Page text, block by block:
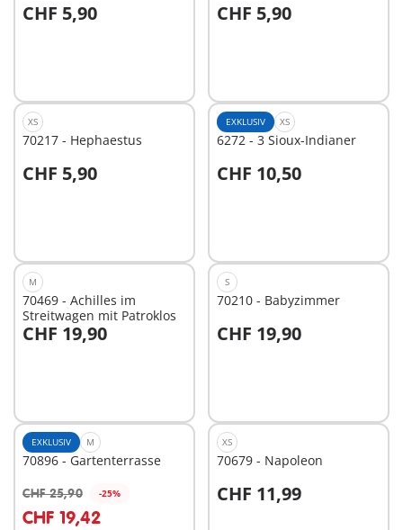
CHF 5,90
In den Warenkorb CHF 5,90
In den Warenkorb
XS
70217 - Hephaestus
CHF 5,90
In den Warenkorb
EXKLUSIV XS
6272 - 3 Sioux-Indianer
CHF 10,50
In den Warenkorb
M
70469 - Achilles im
Streitwagen mit Patroklos
CHF 19,90
In den Warenkorb
S
70210 - Babyzimmer
CHF 19,90
In den Warenkorb
EXKLUSIV M
70896 - Gartenterrasse
CHF 25,90 -25%
CHF 19,42
In den Warenkorb
XS
70679 - Napoleon
CHF 11,99
In den Warenkorb